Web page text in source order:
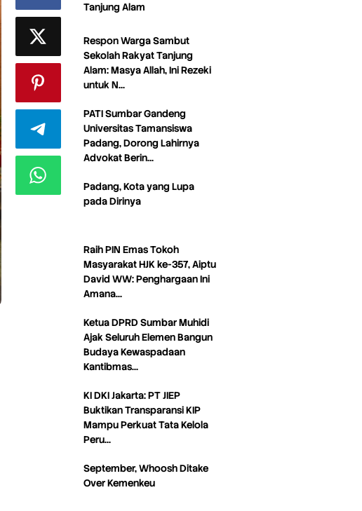
Tanjung Alam
Respon Warga Sambut
Sekolah Rakyat Tanjung
Alam: Masya Allah, Ini Rezeki
untuk N…
PATI Sumbar Gandeng
Universitas Tamansiswa
Padang, Dorong Lahirnya
Advokat Berin…
Padang, Kota yang Lupa
pada Dirinya
Raih PIN Emas Tokoh
Masyarakat HJK ke-357, Aiptu
David WW: Penghargaan Ini
Amana…
Ketua DPRD Sumbar Muhidi
Ajak Seluruh Elemen Bangun
Budaya Kewaspadaan
Kantibmas…
KI DKI Jakarta: PT JIEP
Buktikan Transparansi KIP
Mampu Perkuat Tata Kelola
Peru…
September, Whoosh Ditake
Over Kemenkeu